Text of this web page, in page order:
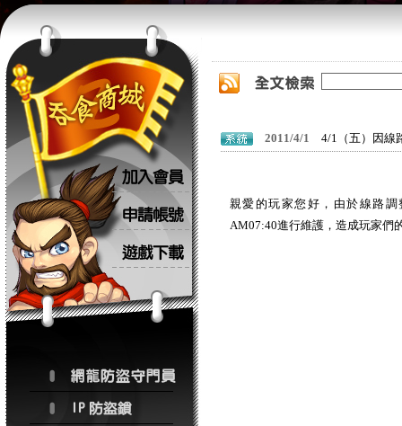
2011/4/1 4/1（五）因線
親愛的玩家您好，由於線路
AM07:40進行維護，造成玩家們